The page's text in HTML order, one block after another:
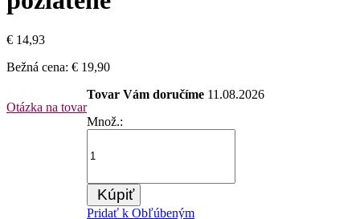
€ 14,93
Bežná cena: € 19,90
Otázka na tovar
Tovar Vám doručíme 11.08.2026
Množ.:
Kúpiť
Pridať k Obľúbeným